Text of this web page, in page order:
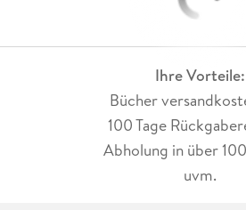
Ihre Vorteile:
Bücher
100 Tage
Abholung in über
uvm.